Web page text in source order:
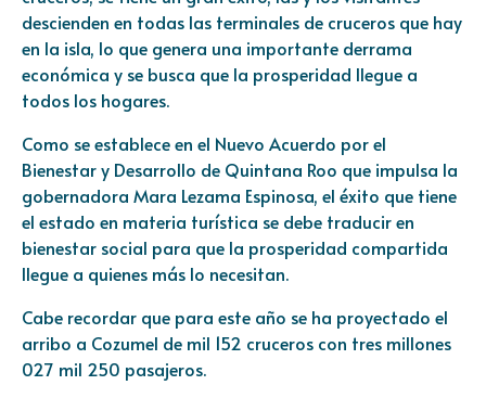
descienden en todas las terminales de cruceros que hay
en la isla, lo que genera una importante derrama
económica y se busca que la prosperidad llegue a
todos los hogares.
Como se establece en el Nuevo Acuerdo por el
Bienestar y Desarrollo de Quintana Roo que impulsa la
gobernadora Mara Lezama Espinosa, el éxito que tiene
el estado en materia turística se debe traducir en
bienestar social para que la prosperidad compartida
llegue a quienes más lo necesitan.
Cabe recordar que para este año se ha proyectado el
arribo a Cozumel de mil 152 cruceros con tres millones
027 mil 250 pasajeros.